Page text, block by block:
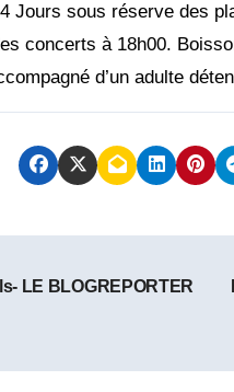
Jours sous réserve des
concerts à 18h00.
d’un adulte
LE BLOGREPORTER